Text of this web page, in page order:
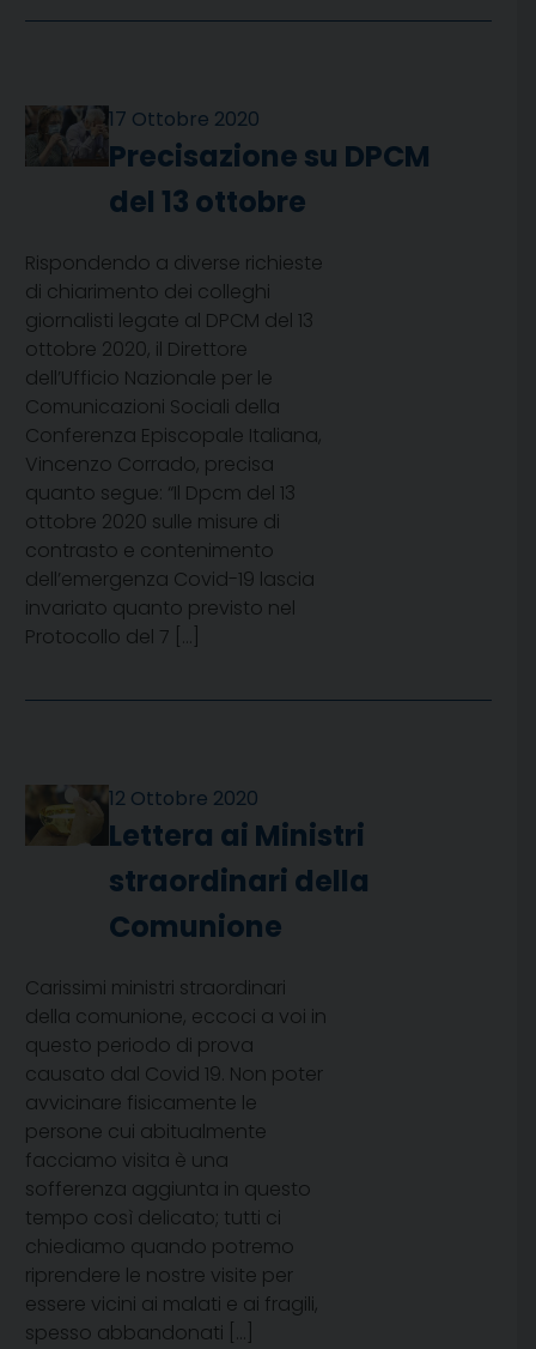
17 Ottobre 2020
Precisazione su DPCM
del 13 ottobre
Rispondendo a diverse richieste
di chiarimento dei colleghi
giornalisti legate al DPCM del 13
ottobre 2020, il Direttore
dell’Ufficio Nazionale per le
Comunicazioni Sociali della
Conferenza Episcopale Italiana,
Vincenzo Corrado, precisa
quanto segue: “Il Dpcm del 13
ottobre 2020 sulle misure di
contrasto e contenimento
dell’emergenza Covid-19 lascia
invariato quanto previsto nel
Protocollo del 7 […]
12 Ottobre 2020
Lettera ai Ministri
straordinari della
Comunione
Carissimi ministri straordinari
della comunione, eccoci a voi in
questo periodo di prova
causato dal Covid 19. Non poter
avvicinare fisicamente le
persone cui abitualmente
facciamo visita è una
sofferenza aggiunta in questo
tempo così delicato; tutti ci
chiediamo quando potremo
riprendere le nostre visite per
essere vicini ai malati e ai fragili,
spesso abbandonati […]